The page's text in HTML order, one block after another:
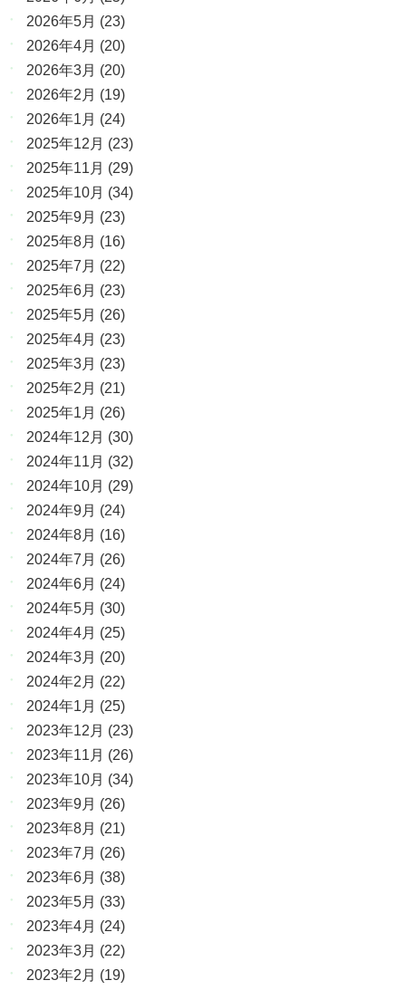
2026年5月 (23)
2026年4月 (20)
2026年3月 (20)
2026年2月 (19)
2026年1月 (24)
2025年12月 (23)
2025年11月 (29)
2025年10月 (34)
2025年9月 (23)
2025年8月 (16)
2025年7月 (22)
2025年6月 (23)
2025年5月 (26)
2025年4月 (23)
2025年3月 (23)
2025年2月 (21)
2025年1月 (26)
2024年12月 (30)
2024年11月 (32)
2024年10月 (29)
2024年9月 (24)
2024年8月 (16)
2024年7月 (26)
2024年6月 (24)
2024年5月 (30)
2024年4月 (25)
2024年3月 (20)
2024年2月 (22)
2024年1月 (25)
2023年12月 (23)
2023年11月 (26)
2023年10月 (34)
2023年9月 (26)
2023年8月 (21)
2023年7月 (26)
2023年6月 (38)
2023年5月 (33)
2023年4月 (24)
2023年3月 (22)
2023年2月 (19)